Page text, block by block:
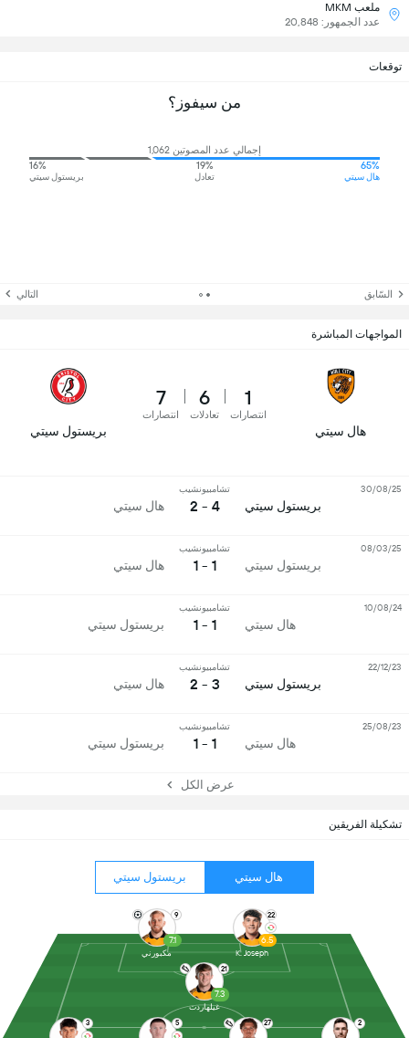
تشكيلة الفريقين
هال سيتي بريستول سيتي
3 5 27 2
21
7.3
غيلهاردت
9
7.1
مكبورني
22
6.5
K. Joseph
ملعب MKM
عدد الجمهور: 20,848
توقعات
من سيفوز؟
إجمالي عدد المصوتين 1,062
65%
هال سيتي
19%
تعادل
16%
بريستول سيتي
السّابق التالي
المواجهات المباشرة
هال سيتي
1
انتصارات
6
تعادلات
7
انتصارات
بريستول سيتي
بريستول سيتي
تشامبيونشيب
4 - 2 هال سيتي
30/08/25
بريستول سيتي
تشامبيونشيب
1 - 1 هال سيتي
08/03/25
هال سيتي
تشامبيونشيب
1 - 1 بريستول سيتي
10/08/24
بريستول سيتي
تشامبيونشيب
3 - 2 هال سيتي
22/12/23
هال سيتي
تشامبيونشيب
1 - 1 بريستول سيتي
25/08/23
عرض الكل